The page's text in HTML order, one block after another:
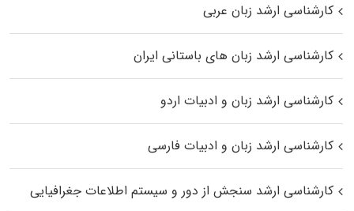
کارشناسی ارشد زبان عربی
کارشناسی ارشد زبان‌ های باستانی ایران
کارشناسی ارشد زبان و ادبیات اردو
کارشناسی ارشد زبان و ادبیات فارسی
کارشناسی ارشد سنجش از دور و سیستم اطلاعات جغرافیایی